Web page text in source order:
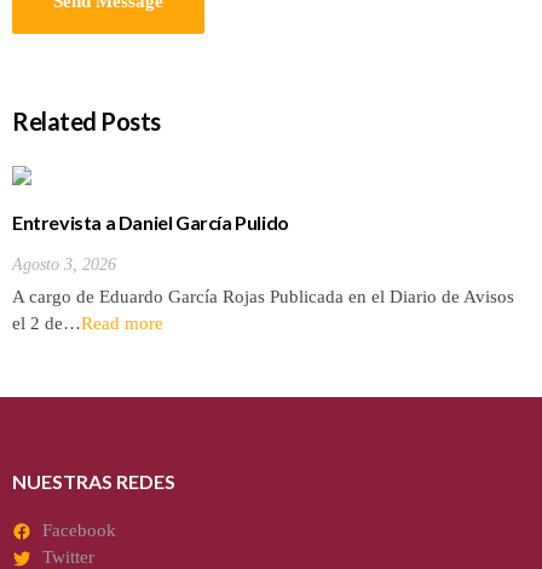
Related Posts
Entrevista a Daniel García Pulido
Agosto 3, 2026
A cargo de Eduardo García Rojas Publicada en el Diario de Avisos
el 2 de…Read more
NUESTRAS REDES
Facebook
Twitter